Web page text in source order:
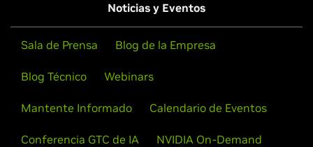
Noticias y Eventos
Sala de Prensa Blog de la Empresa
Blog Técnico Webinars
Mantente Informado Calendario de Eventos
Conferencia GTC de IA NVIDIA On-Demand